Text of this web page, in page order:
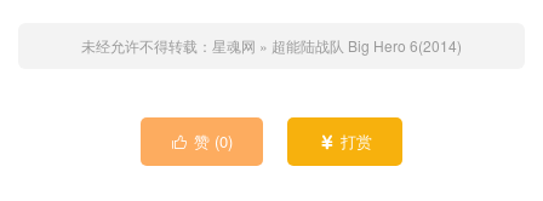
未经允许不得转载： 星魂网 » 超能陆战队 Big Hero 6(2014)
 赞 (0)  打赏